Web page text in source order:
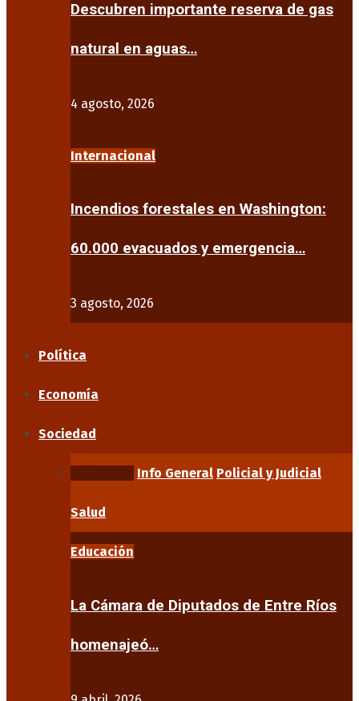
Descubren importante reserva de gas
natural en aguas…
4 agosto, 2026
Internacional
Incendios forestales en Washington:
60.000 evacuados y emergencia…
3 agosto, 2026
Política
Economía
Sociedad
Info General Policial y Judicial
Salud
Educación
La Cámara de Diputados de Entre Ríos
homenajeó…